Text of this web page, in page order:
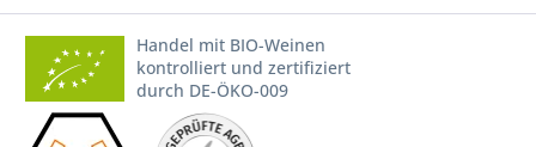
Handel mit BIO-Weinen
kontrolliert und zertifiziert
durch DE-ÖKO-009